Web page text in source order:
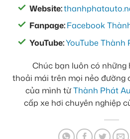
Website:
Fanpage:Facebook
YouTube:YouTube Thành
Chúc bạn luôn có
thoải mái trên mọi nẻo đường
của mình từThành Phát
cấp xe hơi chuyên nghiệp